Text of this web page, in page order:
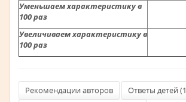
Уменьшаемхарактеристикув
100 раз
Увеличиваемхарактеристикув
100 раз
Рекомендации авторов Ответы детей (1